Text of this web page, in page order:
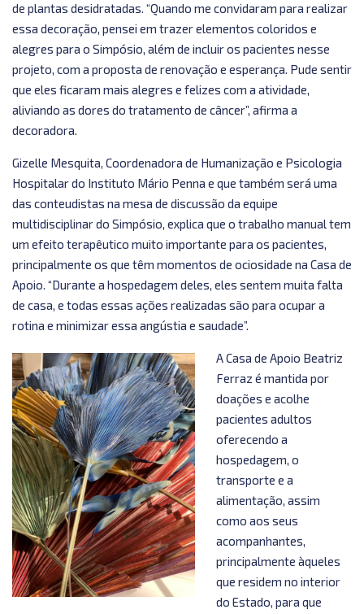
de plantas desidratadas. “Quando me convidaram para realizar
essa decoração, pensei em trazer elementos coloridos e
alegres para o Simpósio, além de incluir os pacientes nesse
projeto, com a proposta de renovação e esperança. Pude sentir
que eles ficaram mais alegres e felizes com a atividade,
aliviando as dores do tratamento de câncer”, afirma a
decoradora.
Gizelle Mesquita, Coordenadora de Humanização e Psicologia
Hospitalar do Instituto Mário Penna e que também será uma
das conteudistas na mesa de discussão da equipe
multidisciplinar do Simpósio, explica que o trabalho manual tem
um efeito terapêutico muito importante para os pacientes,
principalmente os que têm momentos de ociosidade na Casa de
Apoio. “Durante a hospedagem deles, eles sentem muita falta
de casa, e todas essas ações realizadas são para ocupar a
rotina e minimizar essa angústia e saudade”.
A Casa de Apoio Beatriz
Ferraz é mantida por
doações e acolhe
pacientes adultos
oferecendo a
hospedagem, o
transporte e a
alimentação, assim
como aos seus
acompanhantes,
principalmente àqueles
que residem no interior
do Estado, para que